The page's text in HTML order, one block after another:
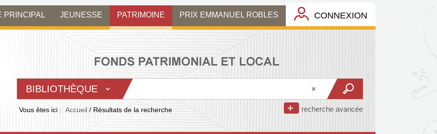
PRINCIPAL JEUNESSE PATRIMOINE PRIX EMMANUEL ROBLES CONNEXION
BIBLIOTHÈQUE
recherche avancée
Vous êtes ici : Accueil / Résultats de la recherche